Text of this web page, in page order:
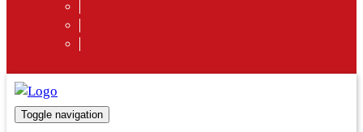
Toggle navigation